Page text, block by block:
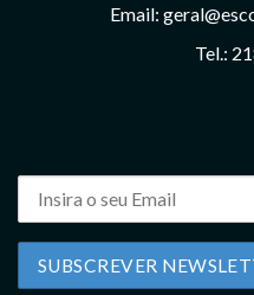
Email:
Tel.: